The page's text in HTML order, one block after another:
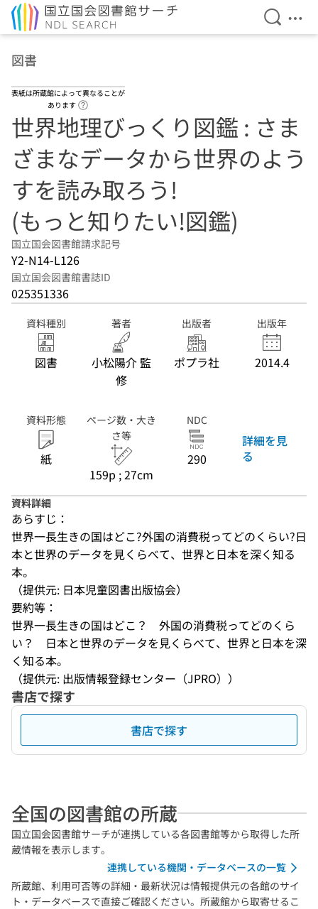
検索を
メ
図書
表紙は所蔵館によって異なることが
あります
世界地理びっくり図鑑 : さま
ざまなデータから世界のよう
すを読み取ろう!
(もっと知りたい!図鑑)
国立国会図書館請求記号
Y2-N14-L126
国立国会図書館書誌ID
025351336
資料種別
図書
著者
小松陽介 監
修
出版者
ポプラ社
出版年
2014.4
資料形態
紙
ページ数・大き
さ等
159p ; 27cm
NDC
290
詳細を見
る
資料詳細
あらすじ：
世界一長生きの国はどこ?外国の消費税ってどのくらい?日
本と世界のデータを見くらべて、世界と日本を深く知る
本。
（提供元: 日本児童図書出版協会）
要約等：
世界一長生きの国はどこ？　外国の消費税ってどのくら
い？　日本と世界のデータを見くらべて、世界と日本を深
く知る本。
（提供元: 出版情報登録センター（JPRO））
書店で探す
書店で探す
全国の図書館の所蔵
国立国会図書館サーチが連携している各図書館等から取得した所
蔵情報を表示します。
連携している機関・データベースの一覧
所蔵館、利用可否等の詳細・最新状況は情報提供元の各館のサイ
ト・データベースで直接ご確認ください。所蔵館から取寄せるこ